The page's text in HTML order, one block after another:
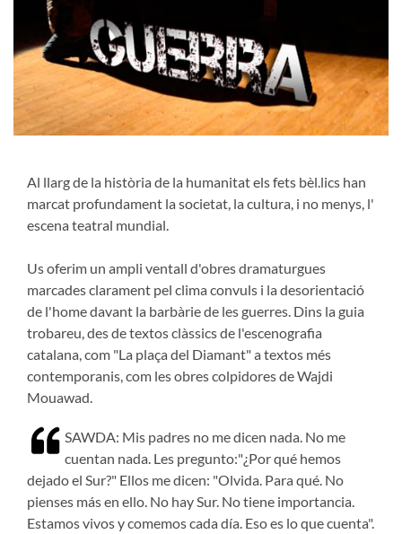
Al llarg de la història de la humanitat els fets bèl.lics han
marcat profundament la societat, la cultura, i no menys, l'
escena teatral mundial.
Us oferim un ampli ventall d'obres dramaturgues
marcades clarament pel clima convuls i la desorientació
de l'home davant la barbàrie de les guerres. Dins la guia
trobareu, des de textos clàssics de l'escenografia
catalana, com "La plaça del Diamant" a textos més
contemporanis, com les obres colpidores de Wajdi
Mouawad.
SAWDA: Mis padres no me dicen nada. No me
cuentan nada. Les pregunto:"¿Por qué hemos
dejado el Sur?" Ellos me dicen: "Olvida. Para qué. No
pienses más en ello. No hay Sur. No tiene importancia.
Estamos vivos y comemos cada día. Eso es lo que cuenta".